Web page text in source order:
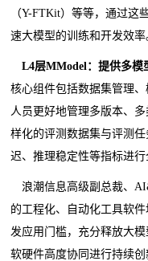
（Y-FTKit）等等，通过这
速大模型的训练和开发效率
L4层MModel ：提供多模
核心组件包括数据集管理
人员更好地管理多版本、
样化的评测数据集与评测
迟、推理稳定性等指标进行
浪潮信息高级副总裁、
的工程化、自动化工具软
发应用门槛，充分释放大
软硬件高度协同进行持续